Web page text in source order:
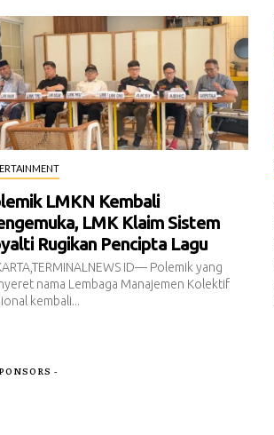
LMKN Kembali
LMK Klaim Sistem
Rugikan Pencipta Lagu
ID— Polemik yang
nama Lembaga Manajemen Kolektif
kembali...
-